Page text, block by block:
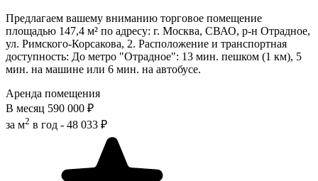
Предлагаем вашему вниманию торговое помещение
площадью 147,4 м² по адресу: г. Москва, СВАО, р-н Отрадное,
ул. Римского-Корсакова, 2. Расположение и транспортная
доступность: До метро "Отрадное": 13 мин. пешком (1 км), 5
мин. на машине или 6 мин. на автобусе.
Аренда помещения
В месяц 590 000 ₽
за м2 в год - 48 033 ₽